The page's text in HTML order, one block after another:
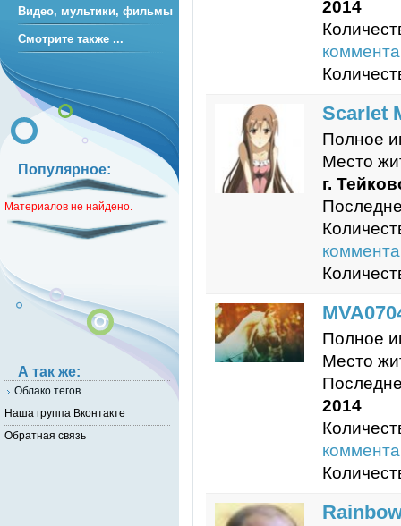
2014
Scarlet
Полное
Место
г.
Полное
Место
2014
Видео, мультики, фильмы
Смотрите также ...
Популярное:
Материалов не найдено.
А так же:
Облако тегов
Наша группа Вконтакте
Обратная связь